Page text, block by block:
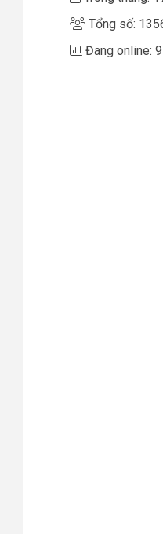
Tổng số:
Đang online: